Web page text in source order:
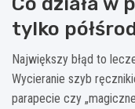
tylko
Największy błąd to
Wycieranie szyb
parapecie czy